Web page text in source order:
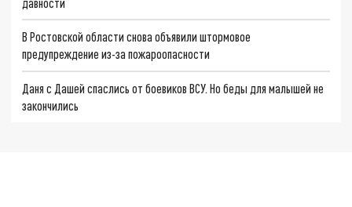
В Ростовской области снова объявили штормовое
предупреждение из-за пожароопасности
Даня с Дашей спаслись от боевиков ВСУ. Но беды для малышей не
закончились